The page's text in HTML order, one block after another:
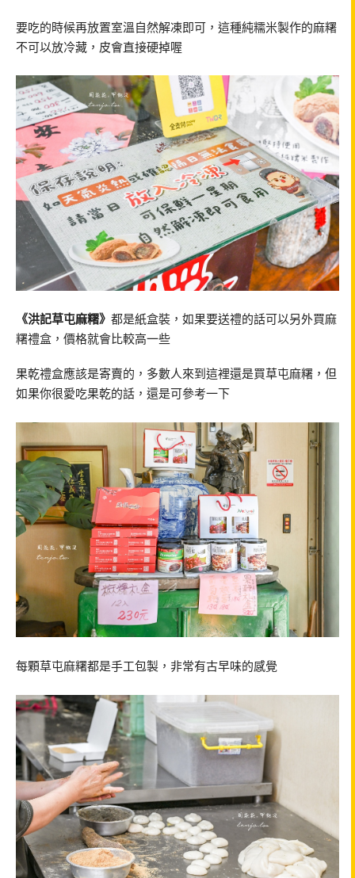
要吃的時候再放置室溫自然解凍即可，這種純糯米製作的麻糬
不可以放冷藏，皮會直接硬掉喔
《洪記草屯麻糬》 都是紙盒裝，如果要送禮的話可以另外買麻
糬禮盒，價格就會比較高一些
果乾禮盒應該是寄賣的，多數人來到這裡還是買草屯麻糬，但
如果你很愛吃果乾的話，還是可參考一下
每顆草屯麻糬都是手工包製，非常有古早味的感覺